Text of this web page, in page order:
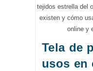
tejidos estrella del
existen y cómo
online y
Tela de
usos en